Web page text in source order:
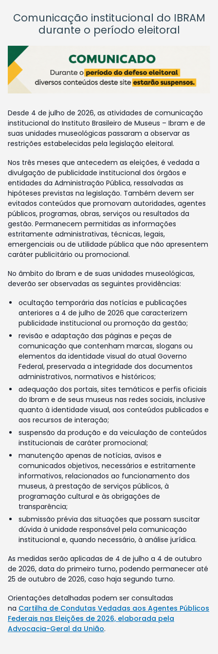
Comunicação institucional do IBRAM
durante o período eleitoral
Desde 4 de julho de 2026, as atividades de comunicação
institucional do Instituto Brasileiro de Museus – Ibram e de
suas unidades museológicas passaram a observar as
restrições estabelecidas pela legislação eleitoral.
Nos três meses que antecedem as eleições, é vedada a
divulgação de publicidade institucional dos órgãos e
entidades da Administração Pública, ressalvadas as
hipóteses previstas na legislação. Também devem ser
evitados conteúdos que promovam autoridades, agentes
públicos, programas, obras, serviços ou resultados da
gestão. Permanecem permitidas as informações
estritamente administrativas, técnicas, legais,
emergenciais ou de utilidade pública que não apresentem
caráter publicitário ou promocional.
No âmbito do Ibram e de suas unidades museológicas,
deverão ser observadas as seguintes providências:
ocultação temporária das notícias e publicações
anteriores a 4 de julho de 2026 que caracterizem
publicidade institucional ou promoção da gestão;
revisão e adaptação das páginas e peças de
comunicação que contenham marcas, slogans ou
elementos da identidade visual do atual Governo
Federal, preservada a integridade dos documentos
administrativos, normativos e históricos;
adequação dos portais, sites temáticos e perfis oficiais
do Ibram e de seus museus nas redes sociais, inclusive
quanto à identidade visual, aos conteúdos publicados e
aos recursos de interação;
suspensão da produção e da veiculação de conteúdos
institucionais de caráter promocional;
manutenção apenas de notícias, avisos e
comunicados objetivos, necessários e estritamente
informativos, relacionados ao funcionamento dos
museus, à prestação de serviços públicos, à
programação cultural e às obrigações de
transparência;
submissão prévia das situações que possam suscitar
dúvida à unidade responsável pela comunicação
institucional e, quando necessário, à análise jurídica.
As medidas serão aplicadas de 4 de julho a 4 de outubro
de 2026, data do primeiro turno, podendo permanecer até
25 de outubro de 2026, caso haja segundo turno.
Orientações detalhadas podem ser consultadas
na Cartilha de Condutas Vedadas aos Agentes Públicos
Federais nas Eleições de 2026, elaborada pela
Advocacia-Geral da União.